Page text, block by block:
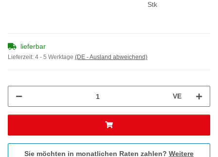
Stk
lieferbar
Lieferzeit: 4 - 5 Werktage (DE - Ausland abweichend)
VE
Sie möchten in monatlichen Raten zahlen? Weitere